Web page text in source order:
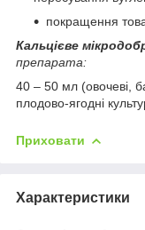
покращення
Кальцієве
препарата:
40 – 50 мл (овочеві,
плодово-ягодні
Приховати
Характеристики